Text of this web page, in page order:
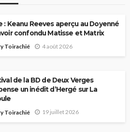
: Keanu Reeves aperçu au Doyenné
confondu Matisse et Matrix
Toirachié 4 août 2026
de la BD de Deux Verges
un inédit d’Hergé sur La
Toirachié 19 juillet 2026